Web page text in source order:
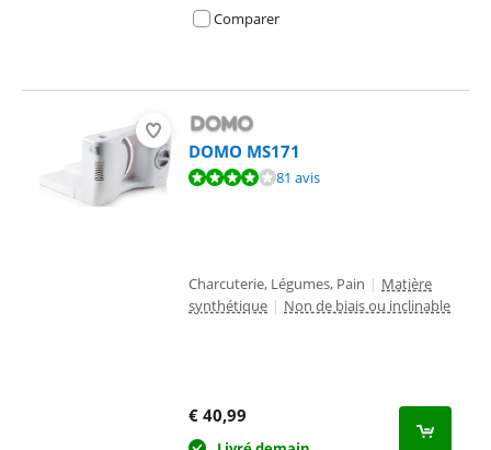
Comparer
DOMO MS171
La note est de 7,8 sur 10, basée sur 81 avis.81 avis
Charcuterie, Légumes, Pain | Matière
synthétique | Non de biais ou inclinable
€ 40,99